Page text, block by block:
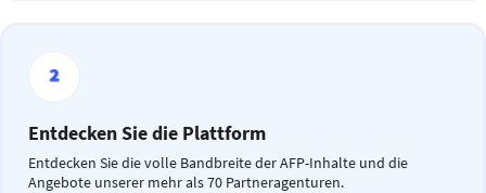
Entdecken Sie die Plattform
Entdecken Sie die volle Bandbreite der AFP-Inhalte und die
Angebote unserer mehr als 70 Partneragenturen.